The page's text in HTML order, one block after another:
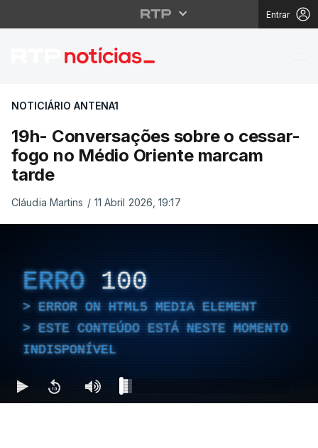
Entrar
19h- Conversações
NOTICIÁRIO ANTENA1
19h- Conversações sobre o cessar-
fogo no Médio Oriente marcam
tarde
Cláudia Martins / 11 Abril 2026, 19:17
ERRO 100
ERROR ON HTML5 MEDIA ELEMENT
ESTE CONTEÚDO ESTÁ NESTE MOMENTO
INDISPONÍVEL